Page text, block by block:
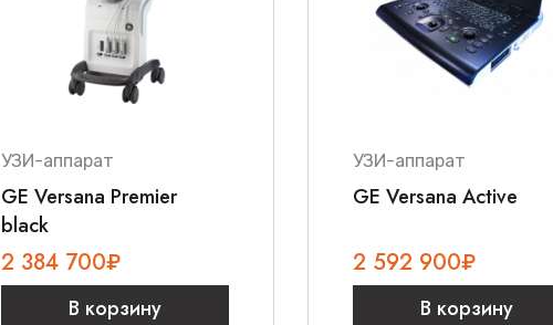
УЗИ-аппарат
GE Versana Premier
black
2 384 700₽
В корзину
УЗИ-аппарат
GE Versana Active
2 592 900₽
В корзину